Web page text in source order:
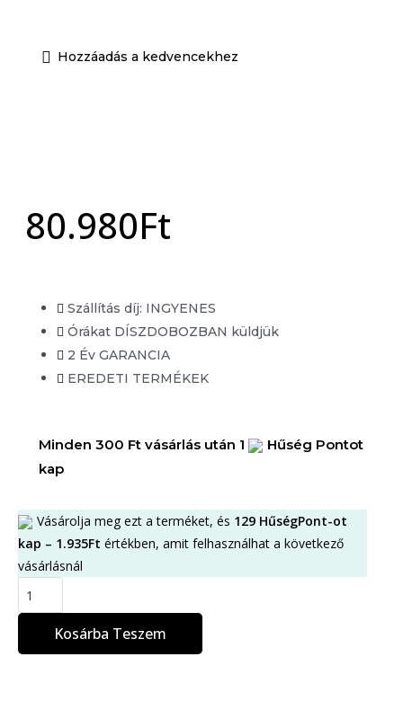
Hozzáadás a kedvencekhez
80.980Ft
Szállítás díj: INGYENES
Órákat DÍSZDOBOZBAN küldjük
2 Év GARANCIA
EREDETI TERMÉKEK
Minden 300 Ft vásárlás után 1
Hűség Pontot
kap
Vásárolja meg ezt a terméket, és 129 HűségPont-ot
kap – 1.935Ft értékben, amit felhasználhat a következő
vásárlásnál
Kosárba Teszem